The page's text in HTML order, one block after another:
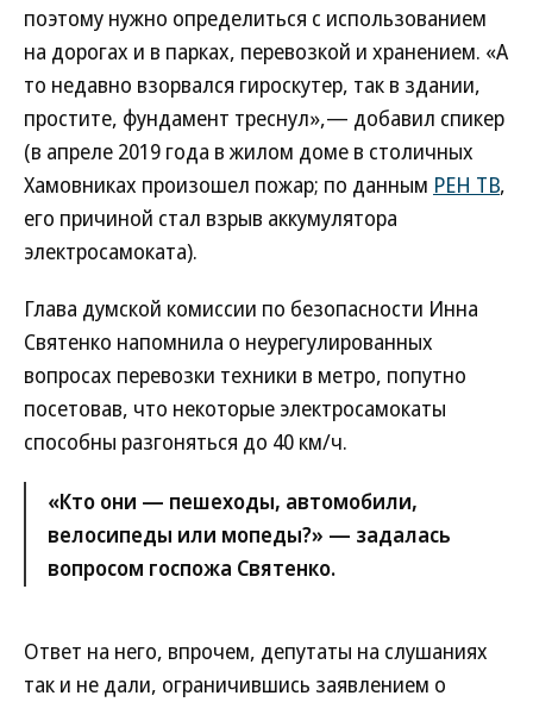
поэтому нужно определиться с использованием
на дорогах и в парках, перевозкой и хранением. «А
то недавно взорвался гироскутер, так в здании,
простите, фундамент треснул»,— добавил спикер
(в апреле 2019 года в жилом доме в столичных
Хамовниках произошел пожар; по данным РЕН ТВ,
его причиной стал взрыв аккумулятора
электросамоката).
Глава думской комиссии по безопасности Инна
Святенко напомнила о неурегулированных
вопросах перевозки техники в метро, попутно
посетовав, что некоторые электросамокаты
способны разгоняться до 40 км/ч.
«Кто они — пешеходы, автомобили,
велосипеды или мопеды?» — задалась
вопросом госпожа Святенко.
Ответ на него, впрочем, депутаты на слушаниях
так и не дали, ограничившись заявлением о